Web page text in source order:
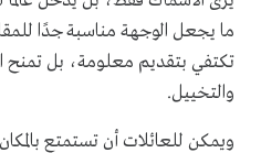
ما يجعل الوجهة مناسبة جدًا
تكتفي بتقديم معلومة، بل
والتخييل.
ويمكن للعائلات أن تستمتع